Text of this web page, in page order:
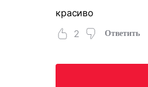
красиво
2
Ответить